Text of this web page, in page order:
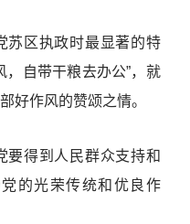
区执政时最显著的特
，自带干粮去办公”，就
好作风的赞颂之情。
得到人民群众支持和
的光荣传统和优良作